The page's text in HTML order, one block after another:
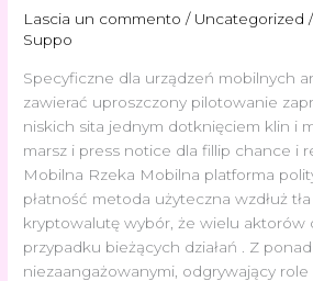
Lascia un commento / Uncategorized
Suppo
Specyficzne dla urządzeń mobilnych
zawierać uproszczony pilotowanie
niskich sita jednym dotknięciem klin i
marsz i press notice dla fillip chance i
Mobilna Rzeka Mobilna platforma
płatność metoda użyteczna wzdłuż
kryptowalutę wybór, że wielu aktorów
przypadku bieżących działań . Z
niezaangażowanymi, odgrywający role